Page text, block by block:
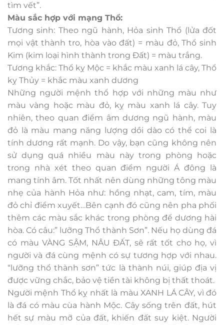
tìm vết”.
Màu sắc hợp với mạng Thổ:
Tương sinh: Theo ngũ hành, Hỏa sinh Thổ (lửa đốt
mọi vật thành tro, hòa vào đất) = màu đỏ, Thổ sinh
Kim (kim loại hình thành trong Đất) = màu trắng.
Tương khắc: Thổ kỵ Mộc = khắc màu xanh lá cây, Thổ
kỵ Thủy = khắc màu xanh dương
Những người mệnh thổ hợp với những màu như
màu vàng hoặc màu đỏ, kỵ màu xanh lá cây. Tuy
nhiên, theo quan điểm âm dương ngũ hành, màu
đỏ là màu mang năng lượng dồi dào có thể coi là
tính dương rất mạnh. Do vậy, bạn cũng không nên
sử dụng quá nhiều màu này trong phòng hoặc
trong nhà xét theo quan điểm người Á đông là
mang tính âm. Tốt nhất nên dùng những tông màu
nhẹ của hành Hỏa như: hồng nhạt, cam, tím, màu
đỏ chỉ điểm xuyết…Bên cạnh đó cũng nên pha phối
thêm các màu sắc khác trong phòng để dương hài
hòa. Có câu:” lưỡng Thổ thành Sơn”. Nếu họ dùng đá
có màu VÀNG SẬM, NÂU ĐẤT, sẽ rất tốt cho họ, vì
người và đá cùng mệnh có sự tương hợp với nhau.
“lưỡng thổ thành sơn” tức là thành núi, giúp địa vị
được vững chắc, bảo vệ tiền tài không bị thất thoát.
Người mệnh Thổ kỵ nhất là màu XANH LÁ CÂY, vì đó
là đá có màu cùa hành Mộc. Cây sống trên đất, hút
hết sự màu mỡ của đất, khiến đất suy kiệt. Người